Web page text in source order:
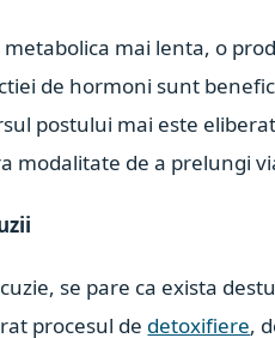
metabolica mai lenta, o
de hormoni sunt
postului mai este
modalitate de a prelungi
se pare ca exista
procesul de detoxifiere,